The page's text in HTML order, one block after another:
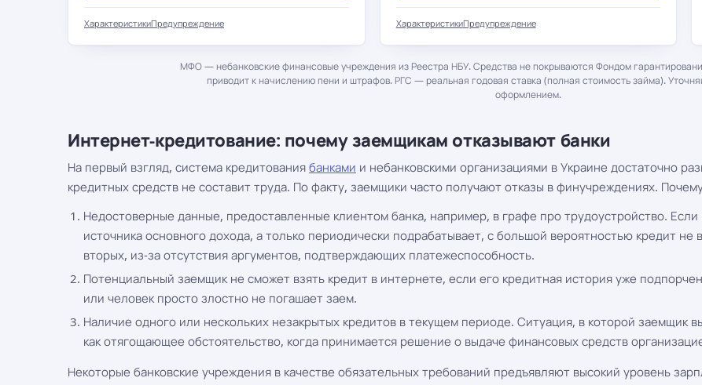
ХарактеристикиПредупреждение ХарактеристикиПредупреждение
МФО — небанковские финансовые учреждения из Реестра НБУ. Средства не покрываются Фондом
приводит к начислению пени и штрафов. РГС — реальная годовая ставка (полная стоимость займа).
оформлением.
Интернет-кредитование: почему заемщикам отказывают банки
На первый взгляд, система кредитования банками и небанковскими организациями в Украине достаточно
кредитных средств не составит труда. По факту, заемщики часто получают отказы в финучреждениях. Почему
Недостоверные данные, предоставленные клиентом банка, например, в графе про трудоустройство.
источника основного дохода, а только периодически подрабатывает, с большой вероятностью кредит
вторых, из-за отсутствия аргументов, подтверждающих платежеспособность.
Потенциальный заемщик не сможет взять кредит в интернете, если его кредитная история уже
или человек просто злостно не погашает заем.
Наличие одного или нескольких незакрытых кредитов в текущем периоде. Ситуация, в которой заемщик
как отягощающее обстоятельство, когда принимается решение о выдаче финансовых средств
Некоторые банковские учреждения в качестве обязательных требований предъявляют высокий уровень